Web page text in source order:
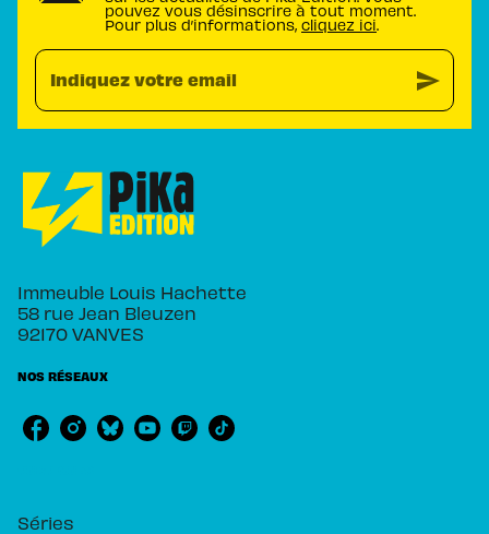
pouvez vous désinscrire à tout moment.
Pour plus d’informations, cliquez ici.
Indiquez votre email send
Immeuble Louis Hachette
58 rue Jean Bleuzen
92170 VANVES
NOS RÉSEAUX
Séries